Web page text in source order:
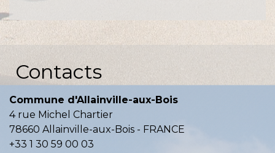
Contacts
Commune d'Allainville-aux-Bois
4 rue Michel Chartier
78660 Allainville-aux-Bois - FRANCE
+33 1 30 59 00 03